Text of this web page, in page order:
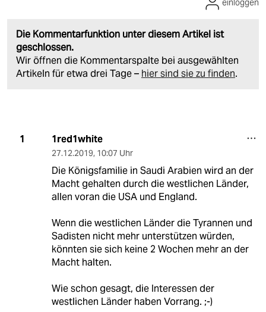
Die Kommentarfunktion unter diesem Artikel ist
geschlossen.
Wir öffnen die Kommentarspalte bei ausgewählten
Artikeln für etwa drei Tage – hier sind sie zu finden.
einloggen
1 1red1white
27.12.2019, 10:07 Uhr
Die Königsfamilie in Saudi Arabien wird an der
Macht gehalten durch die westlichen Länder,
allen voran die USA und England.
Wenn die westlichen Länder die Tyrannen und
Sadisten nicht mehr unterstützen würden,
könnten sie sich keine 2 Wochen mehr an der
Macht halten.
Wie schon gesagt, die Interessen der
westlichen Länder haben Vorrang. ;-)